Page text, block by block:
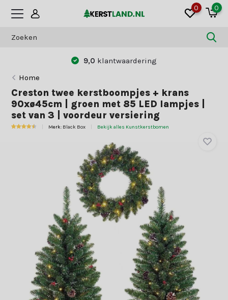
0 0
9,0 klantwaardering
Home
Creston twee kerstboompjes + krans
90xø45cm | groen met 85 LED lampjes |
set van 3 | voordeur versiering
Merk: Black Box Bekijk alles Kunstkerstbomen